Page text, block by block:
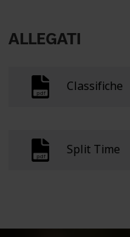
ALLEGATI
Classifiche
Split Time